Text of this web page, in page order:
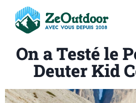
On a Testé le
Deuter Kid